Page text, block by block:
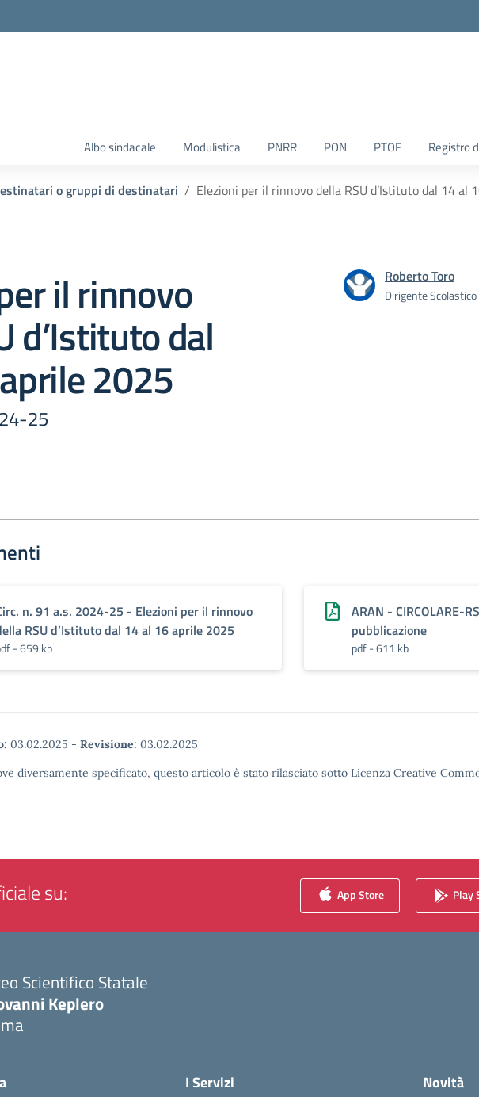
Albo sindacale Modulistica PNRR PON PTOF Registro
o gruppi di destinatari Elezioni per il rinnovo della RSU d’Istituto dal 14 al
il rinnovo
d’Istituto dal
2025
25
Roberto Toro
Dirigente Scolastico
n. 91 a.s. 2024-25 - Elezioni per il rinnovo
RSU d’Istituto dal 14 al 16 aprile 2025
- 659 kb
ARAN - CIRCOLARE-
pubblicazione
pdf - 611 kb
03.02.2025 - Revisione: 03.02.2025
diversamente specificato, questo articolo è stato rilasciato sotto Licenza Creative
su: App Store Play
Scientifico Statale
Keplero
I Servizi Novità